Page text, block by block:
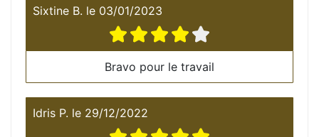
Sixtine B. le 03/01/2023
Bravo pour le travail
Idris P. le 29/12/2022